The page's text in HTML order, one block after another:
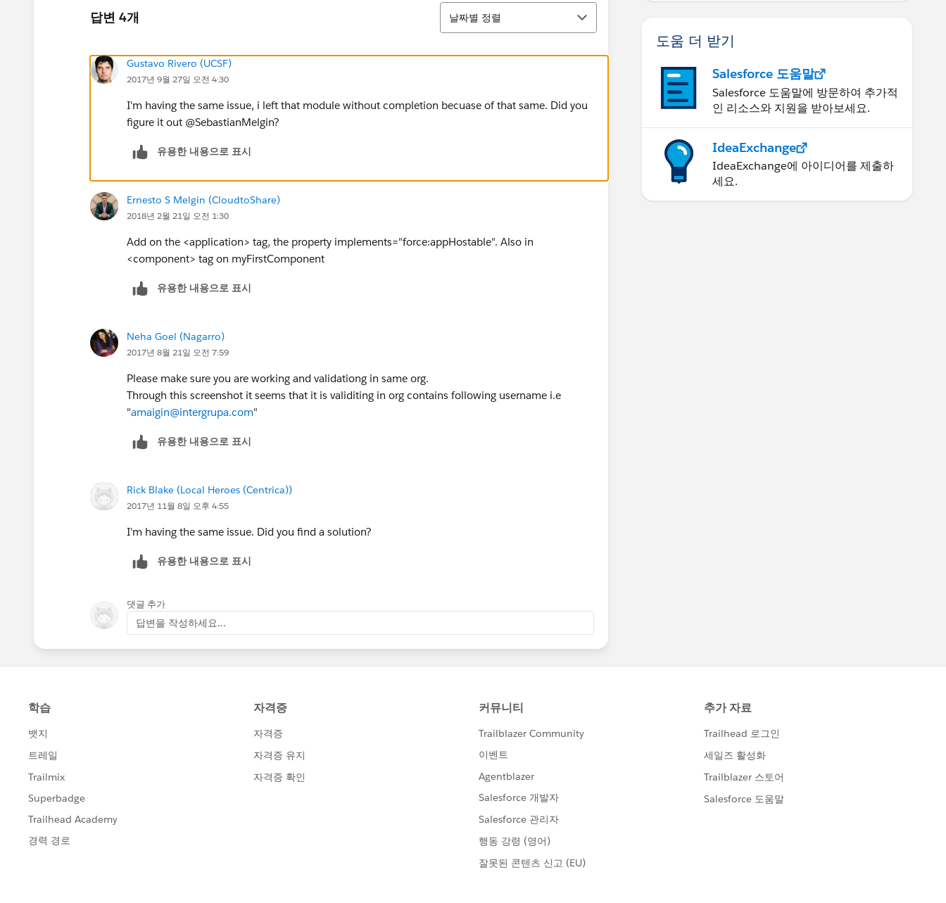
답변 4개
정렬
날짜별 정렬
Gustavo Rivero (UCSF)
2017년 9월 27일 오전 4:30
I'm having the same issue, i left that module without completion becuase of that same. Did you
figure it out @SebastianMelgin?
유용한 내용으로 표시
Ernesto S Melgin (CloudtoShare)
2018년 2월 21일 오전 1:30
Add on the <application> tag, the property implements="force:appHostable". Also in
<component> tag on myFirstComponent
유용한 내용으로 표시
Neha Goel (Nagarro)
2017년 8월 21일 오전 7:59
Please make sure you are working and validationg in same org.
Through this screenshot it seems that it is validiting in org contains following username i.e
"amaigin@intergrupa.com"
유용한 내용으로 표시
Rick Blake (Local Heroes (Centrica))
2017년 11월 8일 오후 4:55
I'm having the same issue. Did you find a solution?
유용한 내용으로 표시
댓글 추가
답변을 작성하세요...
도움 더 받기
Salesforce 도움말
Salesforce 도움말에 방문하여 추가적
인 리소스와 지원을 받아보세요.
IdeaExchange
IdeaExchange에 아이디어를 제출하
세요.